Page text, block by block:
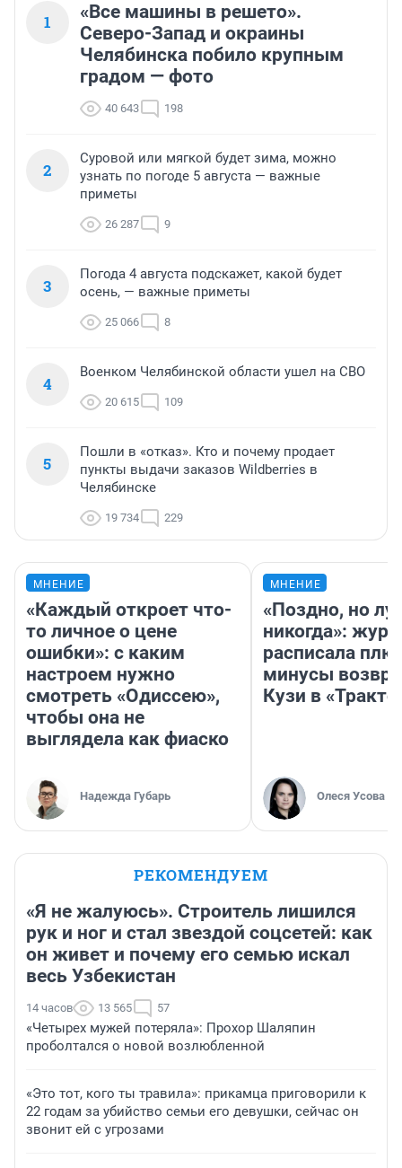
1
«Все машины в решето».
Северо-Запад и окраины
Челябинска побило крупным
градом — фото
40 643 198
2
Суровой или мягкой будет зима, можно
узнать по погоде 5 августа — важные
приметы
26 287 9
3
Погода 4 августа подскажет, какой будет
осень, — важные приметы
25 066 8
4
Военком Челябинской области ушел на СВО
20 615 109
5
Пошли в «отказ». Кто и почему продает
пункты выдачи заказов Wildberries в
Челябинске
19 734 229
МНЕНИЕ
«Каждый откроет что-
то личное о цене
ошибки»: с каким
настроем нужно
смотреть «Одиссею»,
чтобы она не
выглядела как фиаско
Надежда Губарь
МНЕНИЕ
«Поздно, но
никогда»:
расписала
минусы
Кузи в
Олеся Усова
РЕКОМЕНДУЕМ
«Я не жалуюсь». Строитель лишился
рук и ног и стал звездой соцсетей: как
он живет и почему его семью искал
весь Узбекистан
14 часов 13 565 57
«Четырех мужей потеряла»: Прохор Шаляпин
проболтался о новой возлюбленной
«Это тот, кого ты травила»: прикамца приговорили к
22 годам за убийство семьи его девушки, сейчас он
звонит ей с угрозами